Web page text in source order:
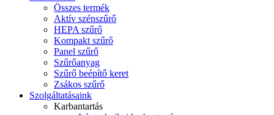
Összes termék
Aktív szénszűrő
HEPA szűrő
Kompakt szűrő
Panel szűrő
Szűrőanyag
Szűrő beépítő keret
Zsákos szűrő
Szolgáltatásaink
Karbantartás